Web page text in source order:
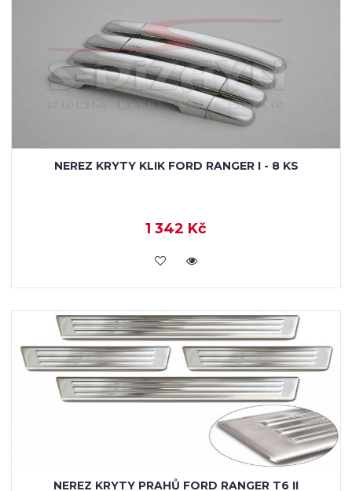
NEREZ KRYTY KLIK FORD RANGER I - 8 KS
1 342 Kč
KOUPIT
NEREZ KRYTY PRAHŮ FORD RANGER T6 II